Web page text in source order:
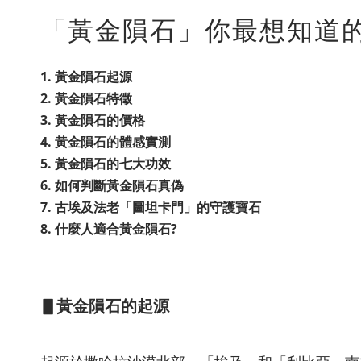
「黃金隕石」你最想知道
1. 黃金隕石起源
2. 黃金隕石特徵
3. 黃金隕石的價格
4. 黃金隕石的體感實測
5. 黃金隕石的七大功效
6. 如何判斷黃金隕石真偽
7. 古埃及法老「圖坦卡門」的守護寶石
8. 什麼人適合黃金隕石?
▋黃金隕石的起源